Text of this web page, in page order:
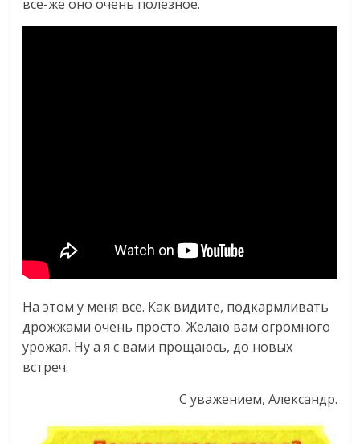
все-же оно очень полезное.
На этом у меня все. Как видите, подкармливать
дрожжами очень просто. Желаю вам огромного
урожая. Ну а я с вами прощаюсь, до новых
встреч.
С уважением, Александр.